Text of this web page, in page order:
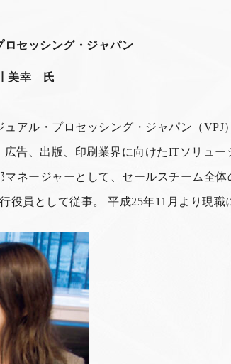
ロセッシング・ジャパン
美幸 氏
アル・プロセッシング・ジャパン（VPJ
告、出版、印刷業界に向けたITソリュ
ネージャーとして、セールスチーム全体
役員として従事。 平成25年11月より現職